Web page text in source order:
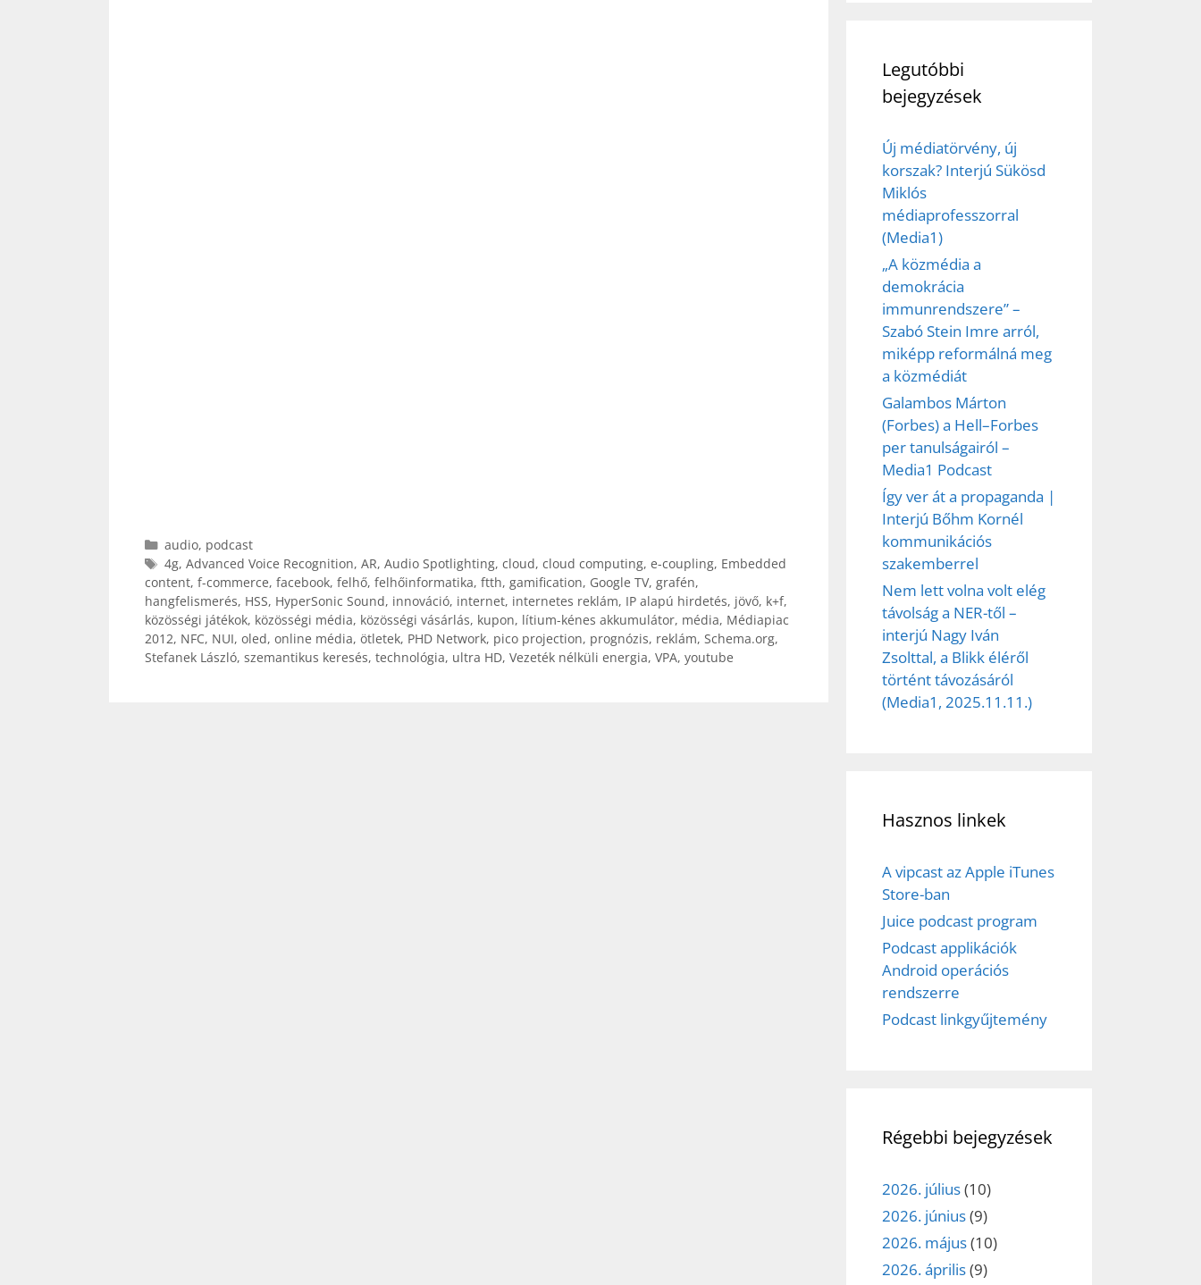
Kategória
audio, podcast
Címkék
4g, Advanced Voice Recognition, AR, Audio Spotlighting, cloud, cloud computing, e-coupling, Embedded
content, f-commerce, facebook, felhő, felhőinformatika, ftth, gamification, Google TV, grafén,
hangfelismerés, HSS, HyperSonic Sound, innováció, internet, internetes reklám, IP alapú hirdetés, jövő, k+f,
közösségi játékok, közösségi média, közösségi vásárlás, kupon, lítium-kénes akkumulátor, média, Médiapiac
2012, NFC, NUI, oled, online média, ötletek, PHD Network, pico projection, prognózis, reklám, Schema.org,
Stefanek László, szemantikus keresés, technológia, ultra HD, Vezeték nélküli energia, VPA, youtube
Legutóbbi
bejegyzések
Új médiatörvény, új
korszak? Interjú Sükösd
Miklós
médiaprofesszorral
(Media1)
„A közmédia a
demokrácia
immunrendszere” –
Szabó Stein Imre arról,
miképp reformálná meg
a közmédiát
Galambos Márton
(Forbes) a Hell–Forbes
per tanulságairól –
Media1 Podcast
Így ver át a propaganda |
Interjú Bőhm Kornél
kommunikációs
szakemberrel
Nem lett volna volt elég
távolság a NER-től –
interjú Nagy Iván
Zsolttal, a Blikk éléről
történt távozásáról
(Media1, 2025.11.11.)
Hasznos linkek
A vipcast az Apple iTunes
Store-ban
Juice podcast program
Podcast applikációk
Android operációs
rendszerre
Podcast linkgyűjtemény
Régebbi bejegyzések
2026. július(10)
2026. június(9)
2026. május(10)
2026. április(9)